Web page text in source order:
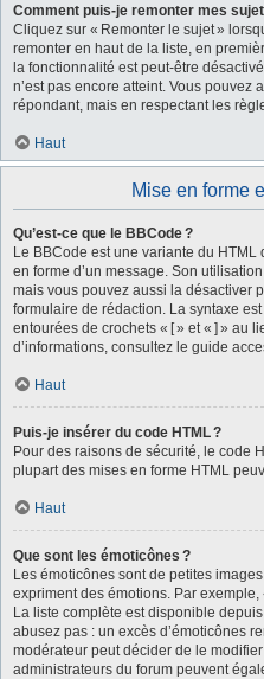
Comment puis-je remonter mes
Cliquez sur « Remonter le sujet »
remonter en haut de la liste, en
la fonctionnalité est peut-être
n’est pas encore atteint. Vous pouvez
répondant, mais en respectant les
Haut
Mise en forme
Qu’est-ce que le BBCode ?
Le BBCode est une variante du
en forme d’un message. Son
mais vous pouvez aussi la désactiver
formulaire de rédaction. La syntaxe
entourées de crochets « [ » et « ] » au
d’informations, consultez le guide
Haut
Puis-je insérer du code HTML ?
Pour des raisons de sécurité, le code
plupart des mises en forme HTML
Haut
Que sont les émoticônes ?
Les émoticônes sont de petites
expriment des émotions. Par exemple,
La liste complète est disponible
abusez pas : un excès d’émoticônes
modérateur peut décider de le
administrateurs du forum peuvent